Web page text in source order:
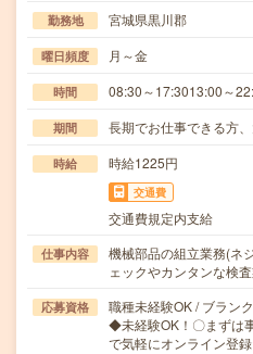
勤務地 宮城県黒川郡
曜日頻度 月～金
時間 08:30～17:3013:00～
期間 長期でお仕事できる方、
時給 時給1225円
交通費
交通費規定内支給
仕事内容
機械部品の組立業務(ネ
ェックやカンタンな検
応募資格
職種未経験OK / ブラン
◆未経験OK！〇まずは
で気軽にオンライン登